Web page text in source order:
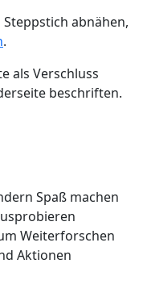
abnähen,
.
als Verschluss
beschriften.
Spaß machen
Weiterforschen
Aktionen